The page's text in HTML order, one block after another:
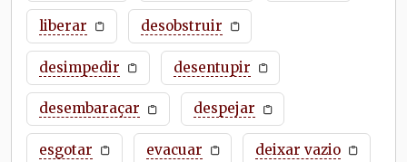
liberar desobstruir
desimpedir desentupir
desembaraçar despejar
esgotar evacuar deixar vazio